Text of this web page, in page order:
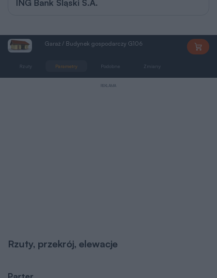
ING Bank Śląski S.A.
Garaż / Budynek gospodarczy G106
Rzuty Parametry Podobne Zmiany
REKLAMA
Rzuty, przekrój, elewacje